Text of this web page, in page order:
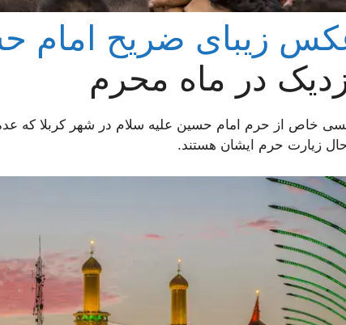
زیبای ضریح امام
در ماه محرم
خاص از حرم امام حسین علیه سلام در شهر کربلا که
زیارت حرم ایشان هستند.